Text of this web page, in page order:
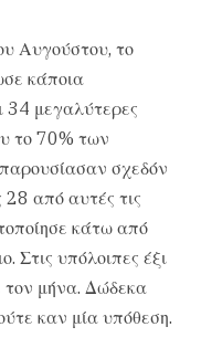
Αυγούστου, το
κάποια
34 μεγαλύτερες
το 70% των
σχεδόν
28 από αυτές τις
κάτω από
Στις υπόλοιπες έξι
τον μήνα. Δώδεκα
καν μία υπόθεση.